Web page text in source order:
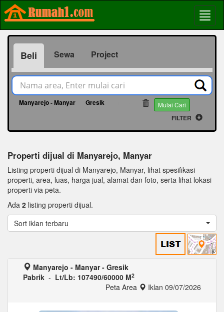
Beli Sewa Project
Manyarejo - Manyar Gresik Mulai Cari
FILTER
Properti dijual di Manyarejo, Manyar
Listing properti dijual di Manyarejo, Manyar, lihat spesifikasi
properti, area, luas, harga jual, alamat dan foto, serta lihat lokasi
properti via peta.
Ada 2 listing properti dijual.
Sort iklan terbaru
Manyarejo - Manyar - Gresik
Pabrik - Lt/Lb: 107490/60000 M2
Peta Area Iklan 09/07/2026